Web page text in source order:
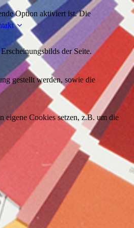
Option aktiviert ist. Die
der Seite.
gestellt werden, sowie die
eigene Cookies setzen, z.B. um die